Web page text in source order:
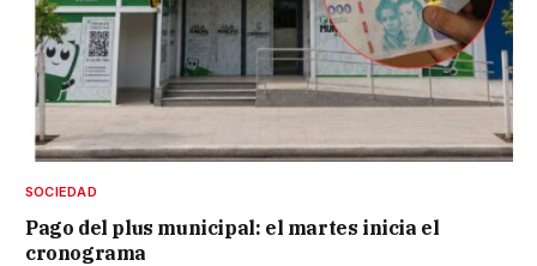
SOCIEDAD
Pago del plus municipal: el martes inicia el
cronograma